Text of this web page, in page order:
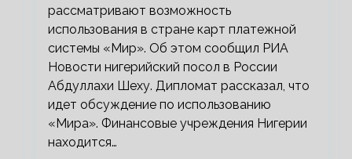
рассматривают возможность
использования в стране карт платежной
системы «Мир». Об этом сообщил РИА
Новости нигерийский посол в России
Абдуллахи Шеху. Дипломат рассказал, что
идет обсуждение по использованию
«Мира». Финансовые учреждения Нигерии
находится…